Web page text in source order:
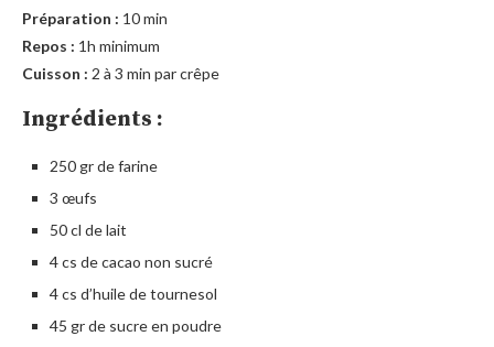
Préparation : 10 min
Repos : 1h minimum
Cuisson : 2 à 3 min par crêpe
Ingrédients :
250 gr de farine
3 œufs
50 cl de lait
4 cs de cacao non sucré
4 cs d’huile de tournesol
45 gr de sucre en poudre